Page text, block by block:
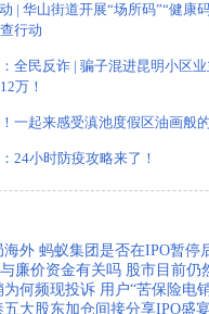
| 华山街道开展“场所码”“健康
行动
全民反诈 | 骗子混进昆明小区
万！
一起来感受滇池度假区油画般
24小时防疫攻略来了！
海外 蚂蚁集团是否在IPO暂停
廉价资金有关吗 股市目前仍
何频现投诉 用户“苦保险电
五大股东加仓间接分享IPO盛